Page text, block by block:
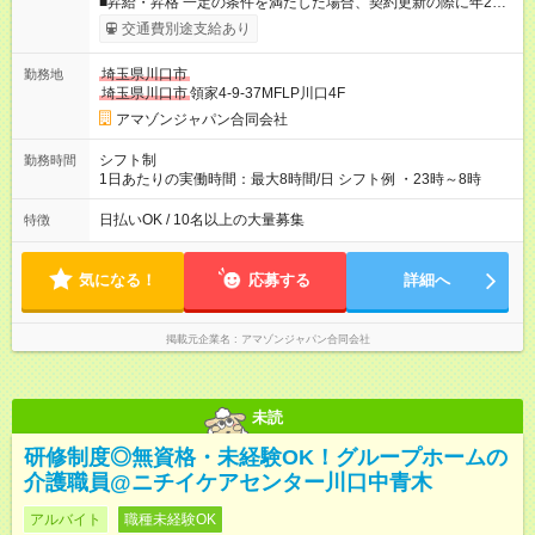
まで昇給の機会があります。昇給上限は時給1390円となりま
す。 ■正社員登用制度あり ※月末締/翌月25日支払い ※時間外手
25%UPします) ☆給与前払い制度有！ ☆Amazon直雇用で安定し
て働けます！ 【試用期間】試用期間あり 試用期間の長さ：1週
間 雇用形態、給与は本採用時と同じです。
交通費別途支給あり
勤務地
埼玉県川口市
埼玉県川口市領家4-9-37MFLP川口4F
アマゾンジャパン合同会社
勤務時間
シフト制
1日あたりの実働時間：最大8時間/日 シフト例 ・23時～8時
特徴 日払いOK / 10名以上の大量募集
気になる！ 応募する 詳細へ
掲載元企業名 アマゾンジャパン合同会社
未読
研修制度◎無資格・未経験OK！グループホームの
介護職員@ニチイケアセンター川口中青木
アルバイト 職種未経験OK